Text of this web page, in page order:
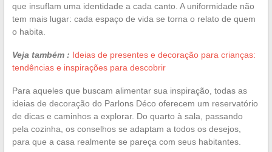
que insuflam uma identidade a cada canto. A uniformidade não
tem mais lugar: cada espaço de vida se torna o relato de quem
o habita.
Veja também : Ideias de presentes e decoração para crianças:
tendências e inspirações para descobrir
Para aqueles que buscam alimentar sua inspiração, todas as
ideias de decoração do Parlons Déco oferecem um reservatório
de dicas e caminhos a explorar. Do quarto à sala, passando
pela cozinha, os conselhos se adaptam a todos os desejos,
para que a casa realmente se pareça com seus habitantes.